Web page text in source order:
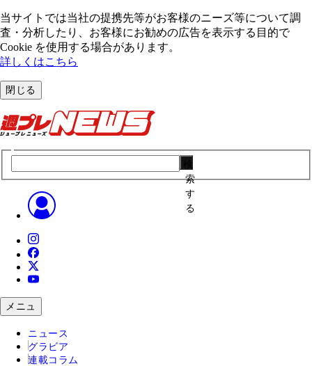
当サイトでは当社の提携先等がお客様のニーズ等について調
査・分析したり、お客様にお勧めの広告を表⽰する⽬的で
Cookie を使⽤する場合があります。
詳しくはこちら
閉じる
索
す
る
メニュ
ニュース
グラビア
連載コラム